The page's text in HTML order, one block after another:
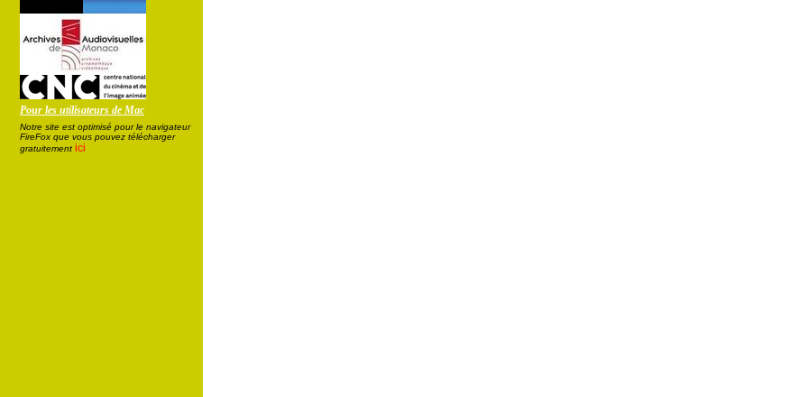
Pour les utilisateurs de Mac
Notre site est optimisé pour le navigateur
FireFox que vous pouvez télécharger
gratuitement ici